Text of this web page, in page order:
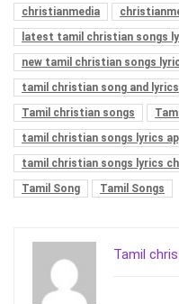
christianmedia
latest tamil christian songs
new tamil christian songs
tamil christian song and lyrics
Tamil christian songs
tamil christian songs lyrics
tamil christian songs lyrics
Tamil Song
Tamil Songs
Tamil